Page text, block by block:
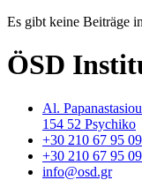
Es gibt keine Beiträge
ÖSD
Al.
154 52 Psychiko
+30 210 67 95
+30 210 67 95
info@osd.gr